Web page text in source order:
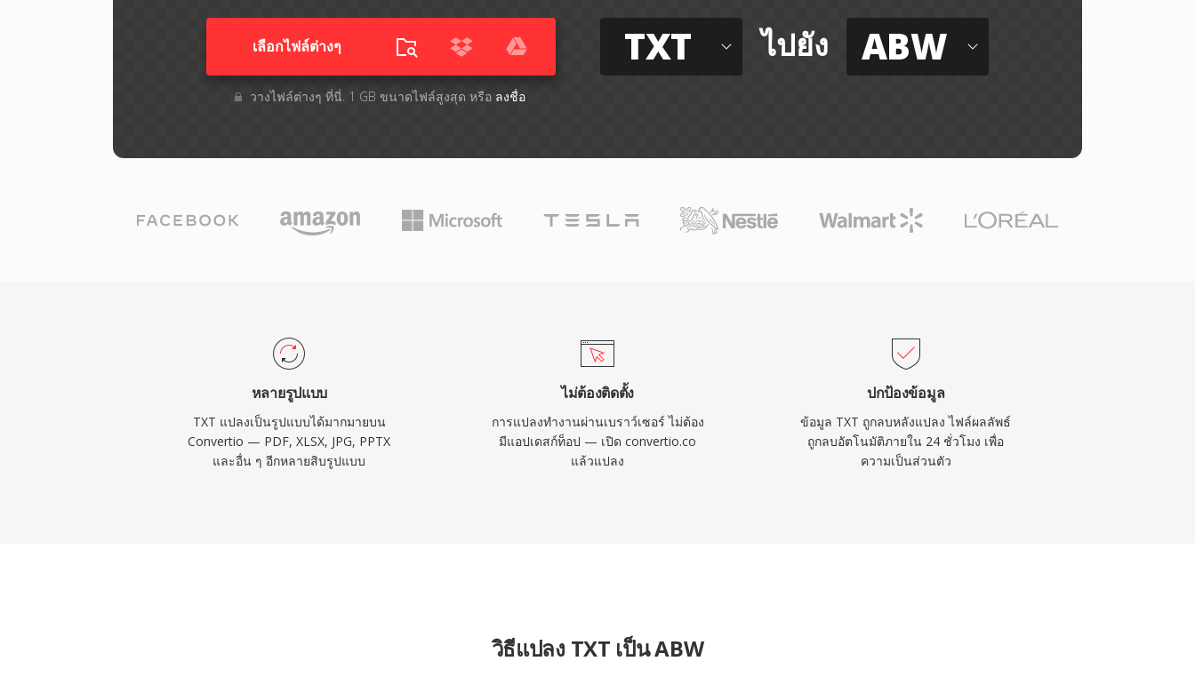
เลือกไฟล์ต่างๆ​
วางไฟล์ต่างๆ​ ที่นี่. 1 GB ขนาดไฟล์สูงสุด หรือ ลงชื่อ
TXT ไปยัง ABW
หลายรูปแบบ
TXT แปลงเป็นรูปแบบได้มากมายบน
Convertio — PDF, XLSX, JPG, PPTX
และอื่น ๆ อีกหลายสิบรูปแบบ
ไม่ต้องติดตั้ง
การแปลงทำงานผ่านเบราว์เซอร์ ไม่ต้อง
มีแอปเดสก์ท็อป — เปิด convertio.co
แล้วแปลง
ปกป้องข้อมูล
ข้อมูล TXT ถูกลบหลังแปลง ไฟล์ผลลัพธ์
ถูกลบอัตโนมัติภายใน 24 ชั่วโมง เพื่อ
ความเป็นส่วนตัว
วิธีแปลง TXT เป็น ABW